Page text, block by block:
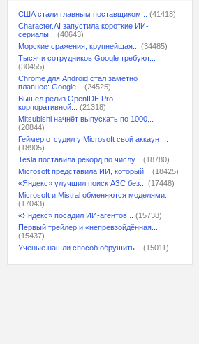
США стали главным поставщиком...
(41418)
Character.AI запустила короткие ИИ-
сериалы...
(40643)
Морские сражения, крупнейшая...
(34485)
Тысячи сотрудников Google требуют...
(30455)
Chrome для Android стал заметно
плавнее: Google...
(24525)
Вышел релиз OpenIDE Pro —
корпоративной...
(21318)
Mitsubishi начнёт выпускать по 1000...
(20844)
Геймер отсудил у Microsoft свой аккаунт...
(18905)
Tesla поставила рекорд по числу...
(18780)
Microsoft представила ИИ, который...
(18425)
«Яндекс» улучшил поиск АЗС без...
(17448)
Microsoft и Mistral обменяются моделями...
(17043)
«Яндекс» посадил ИИ-агентов...
(15738)
Первый трейлер и «непревзойдённая...
(15437)
Учёные нашли способ обрушить...
(15011)